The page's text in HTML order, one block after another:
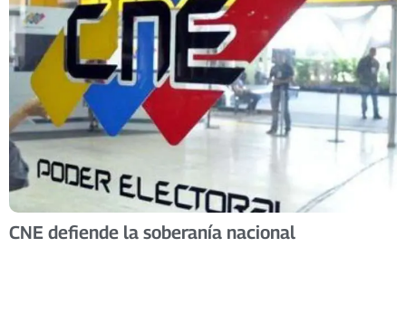
CNE defiende la soberanía nacional